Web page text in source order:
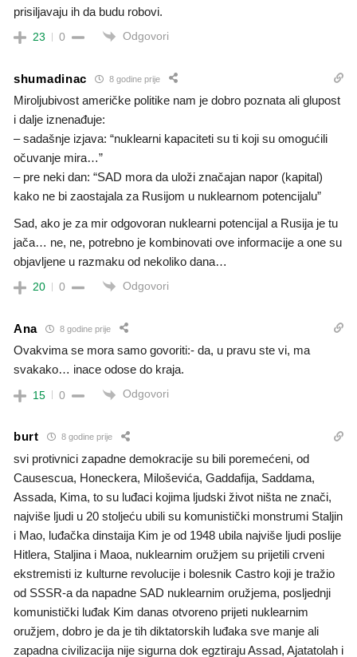
prisiljavaju ih da budu robovi.
23 0 Odgovori
shumadinac 8 godine prije
Miroljubivost američke politike nam je dobro poznata ali glupost
i dalje iznenađuje:
– sadašnje izjava: “nuklearni kapaciteti su ti koji su omogućili
očuvanje mira…”
– pre neki dan: “SAD mora da uloži značajan napor (kapital)
kako ne bi zaostajala za Rusijom u nuklearnom potencijalu”
Sad, ako je za mir odgovoran nuklearni potencijal a Rusija je tu
jača… ne, ne, potrebno je kombinovati ove informacije a one su
objavljene u razmaku od nekoliko dana…
20 0 Odgovori
Ana 8 godine prije
Ovakvima se mora samo govoriti:- da, u pravu ste vi, ma
svakako… inace odose do kraja.
15 0 Odgovori
burt 8 godine prije
svi protivnici zapadne demokracije su bili poremećeni, od
Causescua, Honeckera, Miloševića, Gaddafija, Saddama,
Assada, Kima, to su luđaci kojima ljudski život ništa ne znači,
najviše ljudi u 20 stoljeću ubili su komunistički monstrumi Staljin
i Mao, luđačka dinstaija Kim je od 1948 ubila najviše ljudi poslije
Hitlera, Staljina i Maoa, nuklearnim oružjem su prijetili crveni
ekstremisti iz kulturne revolucije i bolesnik Castro koji je tražio
od SSSR-a da napadne SAD nuklearnim oružjema, posljednji
komunistički luđak Kim danas otvoreno prijeti nuklearnim
oružjem, dobro je da je tih diktatorskih luđaka sve manje ali
zapadna civilizacija nije sigurna dok egztiraju Assad, Ajatatolah i